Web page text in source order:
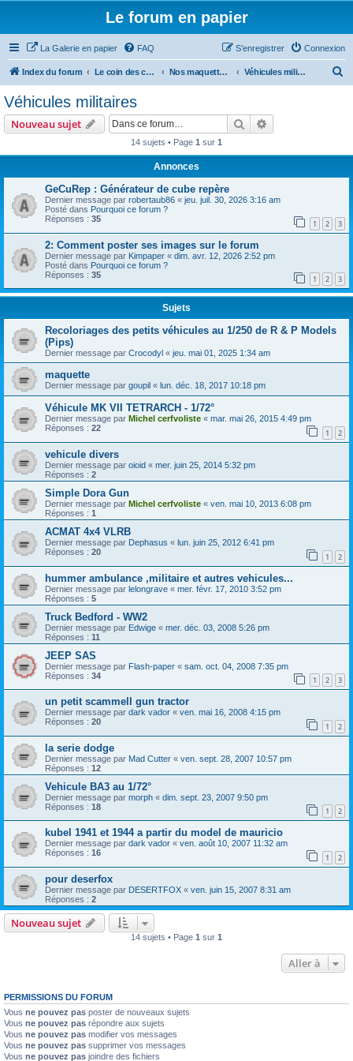
Le forum en papier
La Galerie en papier FAQ Connexion
S’enregistrer
Index du forum Le coin des concepteurs Nos maquettes à télécharger Véhicules militaires
Véhicules militaires
Nouveau sujet Rechercher
14 sujets • Page 1 sur 1
Annonces
GeCuRep : Générateur de cube repère
Dernier message par robertaub86 « jeu. juil. 30, 2026 3:16 am
Posté dans Pourquoi ce forum ?
Réponses : 35 1 2 3
2: Comment poster ses images sur le forum
Dernier message par Kimpaper « dim. avr. 12, 2026 2:52 pm
Posté dans Pourquoi ce forum ?
Réponses : 35 1 2 3
Sujets
Recoloriages des petits véhicules au 1/250 de R & P Models
(Pips)
Dernier message par Crocodyl « jeu. mai 01, 2025 1:34 am
maquette
Dernier message par goupil « lun. déc. 18, 2017 10:18 pm
Véhicule MK VII TETRARCH - 1/72°
Dernier message par Michel cerfvoliste « mar. mai 26, 2015 4:49 pm
Réponses : 22 1 2
vehicule divers
Dernier message par oioid « mer. juin 25, 2014 5:32 pm
Réponses : 2
Simple Dora Gun
Dernier message par Michel cerfvoliste « ven. mai 10, 2013 6:08 pm
Réponses : 1
ACMAT 4x4 VLRB
Dernier message par Dephasus « lun. juin 25, 2012 6:41 pm
Réponses : 20 1 2
hummer ambulance ,militaire et autres vehicules...
Dernier message par lelongrave « mer. févr. 17, 2010 3:52 pm
Réponses : 5
Truck Bedford - WW2
Dernier message par Edwige « mer. déc. 03, 2008 5:26 pm
Réponses : 11
JEEP SAS
Dernier message par Flash-paper « sam. oct. 04, 2008 7:35 pm
Réponses : 34 1 2 3
un petit scammell gun tractor
Dernier message par dark vador « ven. mai 16, 2008 4:15 pm
Réponses : 20 1 2
la serie dodge
Dernier message par Mad Cutter « ven. sept. 28, 2007 10:57 pm
Réponses : 12
Vehicule BA3 au 1/72°
Dernier message par morph « dim. sept. 23, 2007 9:50 pm
Réponses : 18 1 2
kubel 1941 et 1944 a partir du model de mauricio
Dernier message par dark vador « ven. août 10, 2007 11:32 am
Réponses : 16 1 2
pour deserfox
Dernier message par DESERTFOX « ven. juin 15, 2007 8:31 am
Réponses : 2
Nouveau sujet
14 sujets • Page 1 sur 1
Aller à
PERMISSIONS DU FORUM
Vous ne pouvez pas poster de nouveaux sujets
Vous ne pouvez pas répondre aux sujets
Vous ne pouvez pas modifier vos messages
Vous ne pouvez pas supprimer vos messages
Vous ne pouvez pas joindre des fichiers